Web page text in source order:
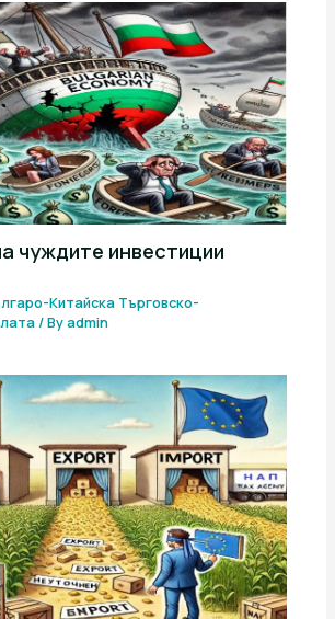
чуждите инвестиции
Китайска Търговско-
/ Byadmin